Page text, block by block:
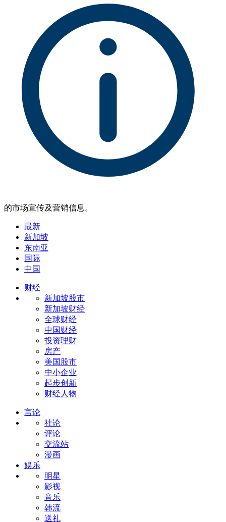
的市场宣传及营销信息。
最新
新加坡
东南亚
国际
中国
财经
新加坡股市
新加坡财经
全球财经
中国财经
投资理财
房产
美国股市
中小企业
起步创新
财经人物
言论
社论
评论
交流站
漫画
娱乐
明星
影视
音乐
韩流
送礼